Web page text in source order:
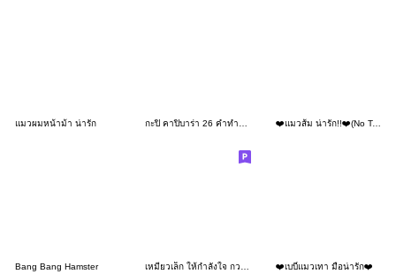
แมวผมหน้าม้า น่ารัก กะปิ คาปิบาร่า 26 คำทำงานค่ะ ❤️แมวส้ม น่ารัก!!❤️(No Text)
Bang Bang Hamster ❤️เบบี๋แมวเทา มือน่ารัก❤️